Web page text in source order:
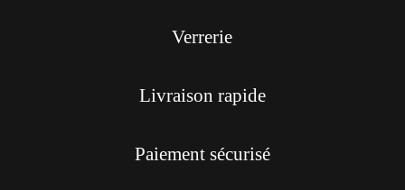
Verrerie
Livraison rapide
Paiement sécurisé